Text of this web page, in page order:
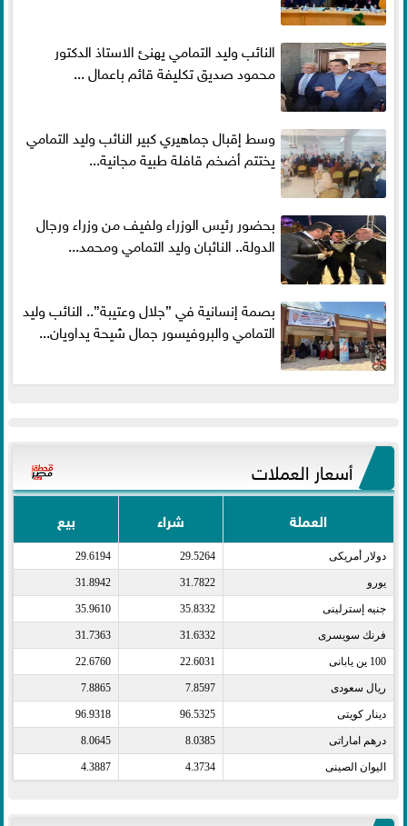
النائب وليد التمامي يهنئ الاستاذ الدكتور
محمود صديق تكليفة قائم باعمال ...
وسط إقبال جماهيري كبير النائب وليد التمامي
يختتم أضخم قافلة طبية مجانية...
بحضور رئيس الوزراء ولفيف من وزراء ورجال
الدولة.. النائبان وليد التمامي ومحمد...
بصمة إنسانية في ”جلال وعتيبة”.. النائب وليد
التمامي والبروفيسور جمال شيحة يداويان...
أسعار العملات
العملة شراء بيع
دولار أمريكى​ 29.5264
29.6194
يورو​ 31.7822
31.8942
جنيه إسترلينى​ 35.8332
35.9610
فرنك سويسرى​ 31.6332
31.7363
100 ين يابانى​ 22.6031
22.6760
ريال سعودى​ 7.8597
7.8865
دينار كويتى​ 96.5325
96.9318
درهم اماراتى​ 8.0385
8.0645
اليوان الصينى​ 4.3734
4.3887